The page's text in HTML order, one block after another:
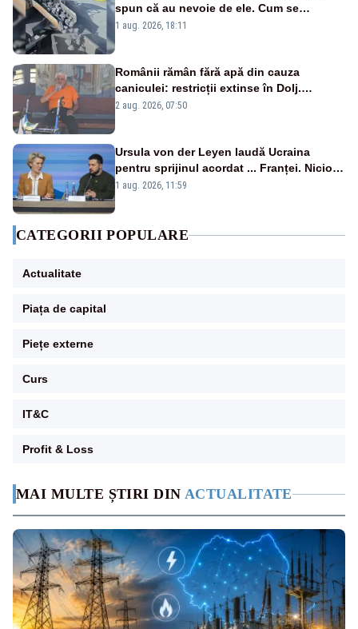
MAI MULTE ȘTIRI DIN ACTUALITATE
spun că au nevoie de ele. Cum se
pasează vina în plină criză energetică
1 aug. 2026, 18:11
Românii rămân fără apă din cauza
caniculei: restricții extinse în Dolj.
Oamenii au „cu program la robinet”
2 aug. 2026, 07:50
Ursula von der Leyen laudă Ucraina
pentru sprijinul acordat ... Franței. Nicio
reacție privind ajutorul energetic promis
1 aug. 2026, 11:59
CATEGORII POPULARE
Actualitate
Piața de capital
Piețe externe
Curs
IT&C
Profit & Loss